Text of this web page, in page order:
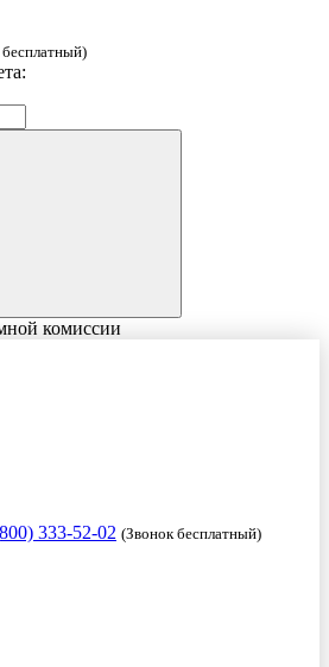
комиссии
333-52-02 (Звонок бесплатный)